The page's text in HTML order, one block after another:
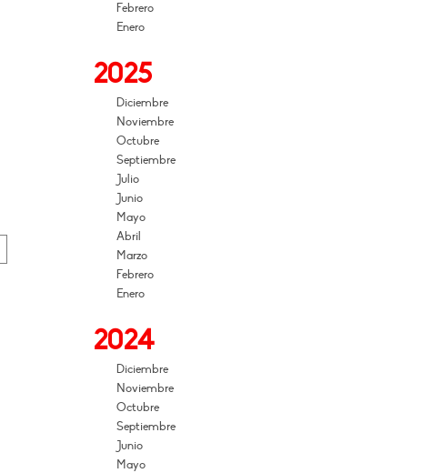
Febrero
Enero
2025
Diciembre
Noviembre
Octubre
Septiembre
Julio
Junio
Mayo
Abril
Marzo
Febrero
Enero
2024
Diciembre
Noviembre
Octubre
Septiembre
Junio
Mayo